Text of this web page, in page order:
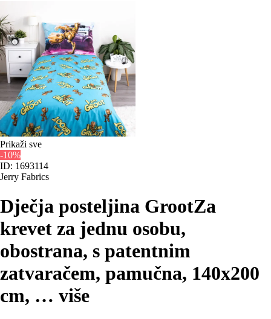
Prikaži sve
-10%
ID: 1693114
Jerry Fabrics
Dječja posteljina GrootZa
krevet za jednu osobu,
obostrana, s patentnim
zatvaračem, pamučna, 140x200
cm, … više